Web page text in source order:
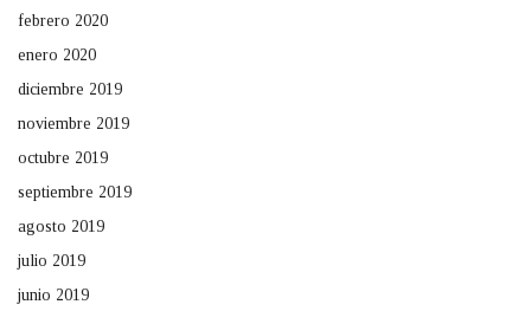
febrero 2020
enero 2020
diciembre 2019
noviembre 2019
octubre 2019
septiembre 2019
agosto 2019
julio 2019
junio 2019